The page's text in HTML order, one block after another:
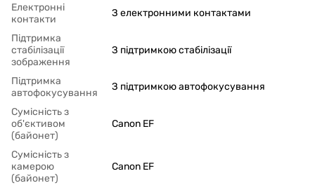
Електронні
контакти
З електронними контактами
Підтримка
стабілізації
зображення
З підтримкою стабілізації
Підтримка
автофокусування
З підтримкою автофокусування
Сумісність з
об'єктивом
(байонет)
Canon EF
Сумісність з
камерою
(байонет)
Canon EF